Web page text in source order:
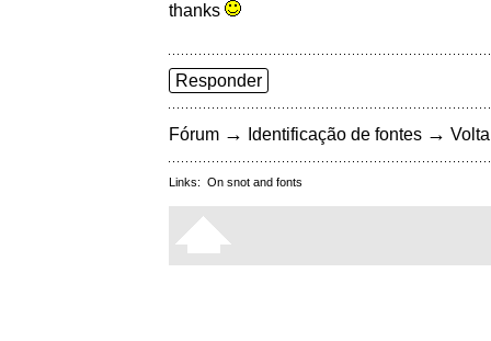
thanks
Responder
Fórum → Identificação de fontes →
Links: On snot and fonts